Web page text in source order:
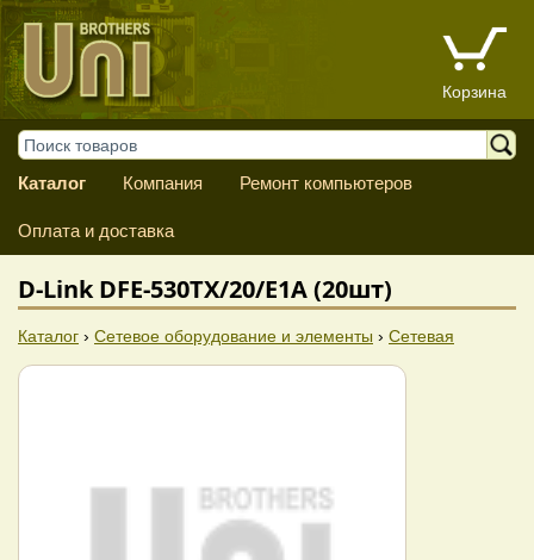
Корзина
Каталог Компания Ремонт компьютеров
Оплата и доставка
D-Link DFE-530TX/20/E1A (20шт)
Каталог › Сетевое оборудование и элементы › Сетевая